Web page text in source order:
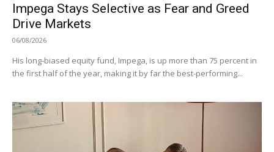
Impega Stays Selective as Fear and Greed
Drive Markets
06/08/2026
His long-biased equity fund, Impega, is up more than 75 percent in
the first half of the year, making it by far the best-performing...